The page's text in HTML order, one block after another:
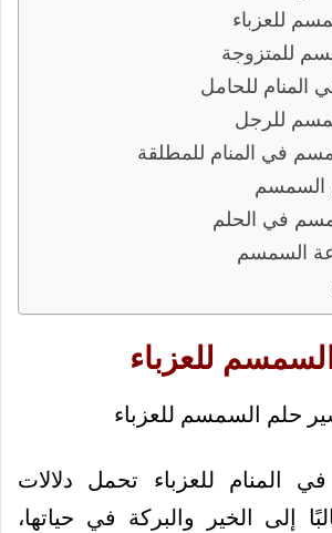
للعزباء
للمتزوجة
للحامل
للرجل
في المنام للمطلقة
السمسم
في الحلم
السمسم
للعزباء
المنام للعزباء تحمل دلالات
إلى الخير والبركة في حياتها،